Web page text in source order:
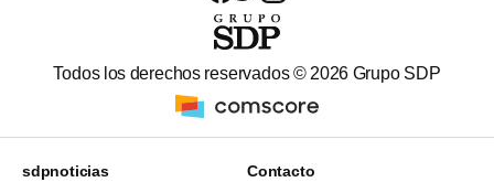
Todos los derechos reservados © 2026 Grupo SDP
sdpnoticias Contacto